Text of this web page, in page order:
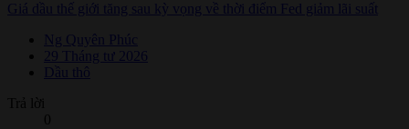
Giá dầu thế giới tăng sau kỳ vọng về thời điểm Fed giảm lãi suất
Ng Quyên Phúc
29 Tháng tư 2026
Dầu thô
Trả lời
0